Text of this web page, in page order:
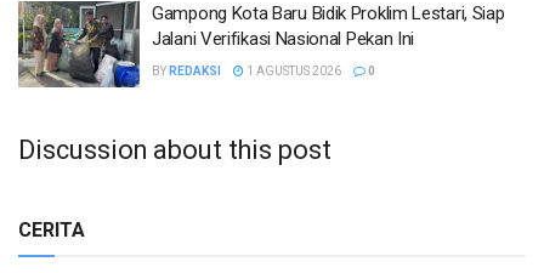
Gampong Kota Baru Bidik Proklim Lestari, Siap
Jalani Verifikasi Nasional Pekan Ini
BY REDAKSI 1 AGUSTUS 2026 0
Discussion about this post
CERITA